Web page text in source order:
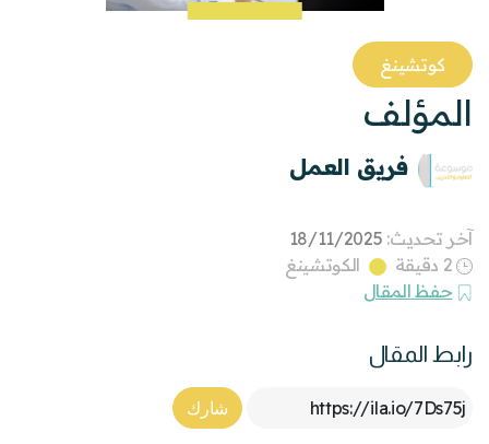
كوتشينغ
المؤلف
فريق العمل
آخر تحديث: 18/11/2025
2 دقيقة
الكوتشينغ
حفظ المقال
رابط المقال
Article Link
شارك